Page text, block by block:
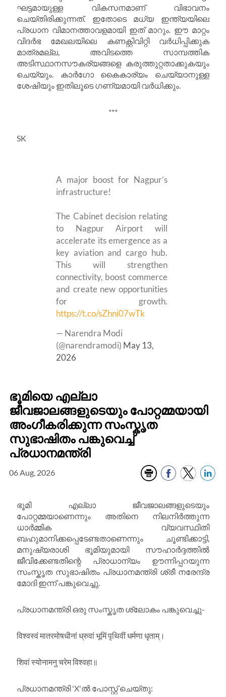
ഘട്ടമായുള്ള വികസനമാണ് വിഭാവനം
ചെയ്തിരിക്കുന്നത്. ഇതോടെ മധ്യ ഇന്ത്യയിലെ
പ്രധാന വിമാനത്താവളമായി ഇത് മാറും. ഈ മാറ്റം
വിദർഭ മേഖലയിലെ കണക്റ്റിവിറ്റി വർധിപ്പിക്കുക
മാത്രമല്ല, അവിടത്തെ സാമ്പത്തിക
അടിസ്ഥാനസൗകര്യങ്ങളെ കരുത്തുറ്റതാക്കുകയും
ചെയ്യും. കാർഗോ കൈകാര്യം ചെയ്യാനുള്ള
ശേഷിയും ഇതിലൂടെ ഗണ്യമായി വർധിക്കും.
***
SK
A major boost for Nagpur’s
infrastructure!
The Cabinet decision relating
to Nagpur Airport will
accelerate its emergence as a
key aviation and cargo hub.
This will strengthen
connectivity, boost commerce
and create new opportunities
for growth.
https://t.co/sZhni07wTk
— Narendra Modi
(@narendramodi) May 13,
2026
ഭൂമിയെ എല്ലാ
ജീവജാലങ്ങളുടെയും പോറ്റമ്മയായി
അംഗീകരിക്കുന്ന സംസ്കൃത
സുഭാഷിതം പങ്കുവെച്ച്
പ്രധാനമന്ത്രി
06 Aug, 2026
ഭൂമി എല്ലാ ജീവജാലങ്ങളുടെയും
പോറ്റമ്മയാണെന്നും അതിനെ നിലനിർത്തുന്ന
ധാർമ്മിക വ്യവസ്ഥിതി
ബഹുമാനിക്കപ്പെടേണ്ടതാണെന്നും ചൂണ്ടിക്കാട്ടി,
മനുഷ്യരാശി ഭൂമിയുമായി സൗഹാർദ്ദത്തിൽ
ജീവിക്കേണ്ടതിന്റെ പ്രാധാന്യം ഊന്നിപ്പറയുന്ന
സംസ്കൃത സുഭാഷിതം പ്രധാനമന്ത്രി ശ്രീ നരേന്ദ്ര
മോദി ഇന്ന് പങ്കുവെച്ചു.
പ്രധാനമന്ത്രി ഒരു സംസ്കൃത ശ്ലോകം പങ്കുവെച്ചു-
विश्वस्वं मातरमोषधीनां ध्रुवां भूमिं पृथिवीं धर्मणा धृताम्।
शिवां स्योनामनु चरेम विश्वहा॥
പ്രധാനമന്ത്രി 'X'ൽ പോസ്റ്റ് ചെയ്തു: